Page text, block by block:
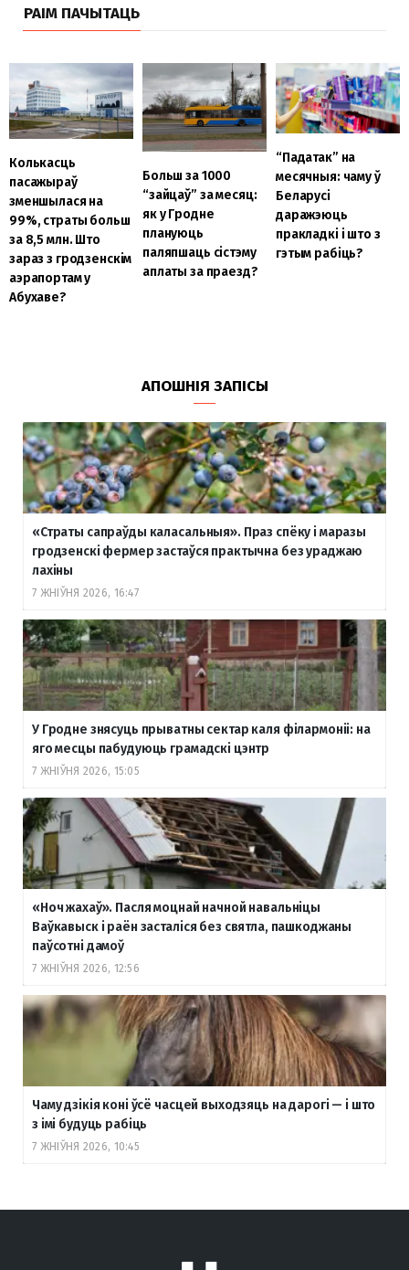
РАІМ ПАЧЫТАЦЬ
Колькасць
пасажыраў
зменшылася на
99%, страты больш
за 8,5 млн. Што
зараз з гродзенскім
аэрапортам у
Абухаве?
Больш за 1000
“зайцаў” за месяц:
як у Гродне
плануюць
паляпшаць сістэму
аплаты за праезд?
“Падатак” на
месячныя: чаму ў
Беларусі
даражэюць
пракладкі і што з
гэтым рабіць?
АПОШНІЯ ЗАПІСЫ
«Страты сапраўды каласальныя». Праз спёку і маразы
гродзенскі фермер застаўся практычна без ураджаю
лахіны
7 ЖНІЎНЯ 2026, 16:47
У Гродне знясуць прыватны сектар каля філармоніі: на
яго месцы пабудуюць грамадскі цэнтр
7 ЖНІЎНЯ 2026, 15:05
«Ноч жахаў». Пасля моцнай начной навальніцы
Ваўкавыск і раён засталіся без святла, пашкоджаны
паўсотні дамоў
7 ЖНІЎНЯ 2026, 12:56
Чаму дзікія коні ўсё часцей выходзяць на дарогі — і што
з імі будуць рабіць
7 ЖНІЎНЯ 2026, 10:45